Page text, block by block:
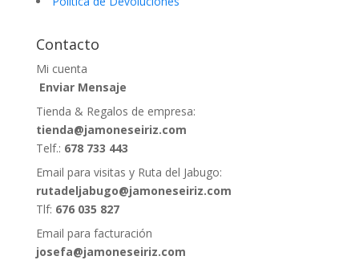
Contacto
Mi cuenta
Enviar Mensaje
Tienda & Regalos de empresa:
tienda@jamoneseiriz.com
Telf.: 678 733 443
Email para visitas y Ruta del Jabugo:
rutadeljabugo@jamoneseiriz.com
Tlf: 676 035 827
Email para facturación
josefa@jamoneseiriz.com